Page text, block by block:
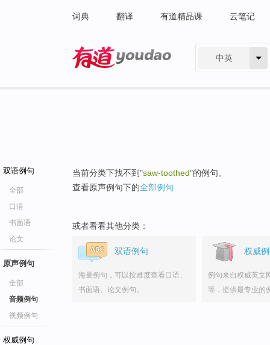
词典 翻译 有道精品课 云笔记
中英
双语例句
全部
口语
书面语
论文
原声例句
全部
音频例句
视频例句
权威例句
当前分类下找不到"saw-toothed"的例句。
查看原声例句下的全部例句
或者看看其他分类：
双语例句
海量例句，可以按难度查看口语、
书面语、论文例句。
权威
例句来自权威英文
等，提供最专业的